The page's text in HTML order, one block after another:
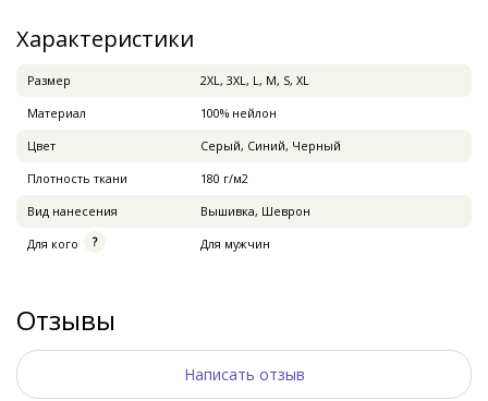
Характеристики
Pазмер
2XL, 3XL, L, M, S, XL
Материал
100% нейлон
Цвет
Серый, Синий, Черный
Плотность ткани
180 г/м2
Вид нанесения
Вышивка, Шеврон
Для кого
Для мужчин
Отзывы
Написать отзыв